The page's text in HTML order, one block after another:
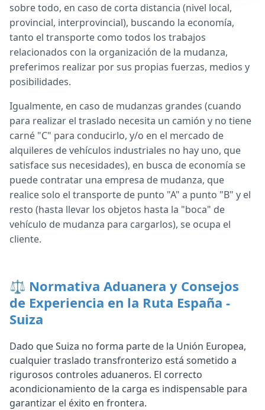
sobre todo, en caso de corta distancia (nivel local,
provincial, interprovincial), buscando la economía,
tanto el transporte como todos los trabajos
relacionados con la organización de la mudanza,
preferimos realizar por sus propias fuerzas, medios y
posibilidades.
Igualmente, en caso de mudanzas grandes (cuando
para realizar el traslado necesita un camión y no tiene
carné "C" para conducirlo, y/o en el mercado de
alquileres de vehículos industriales no hay uno, que
satisface sus necesidades), en busca de economía se
puede contratar una empresa de mudanza, que
realice solo el transporte de punto "A" a punto "B" y el
resto (hasta llevar los objetos hasta la "boca" de
vehículo de mudanza para cargarlos), se ocupa el
cliente.
⚖️ Normativa Aduanera y Consejos
de Experiencia en la Ruta España -
Suiza
Dado que Suiza no forma parte de la Unión Europea,
cualquier traslado transfronterizo está sometido a
rigurosos controles aduaneros. El correcto
acondicionamiento de la carga es indispensable para
garantizar el éxito en frontera.